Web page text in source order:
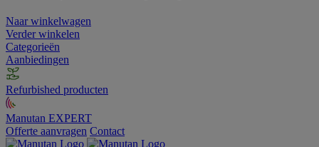
Naar winkelwagen
Verder winkelen
Categorieën
Aanbiedingen
Refurbished producten
Manutan EXPERT
Offerte aanvragen Contact